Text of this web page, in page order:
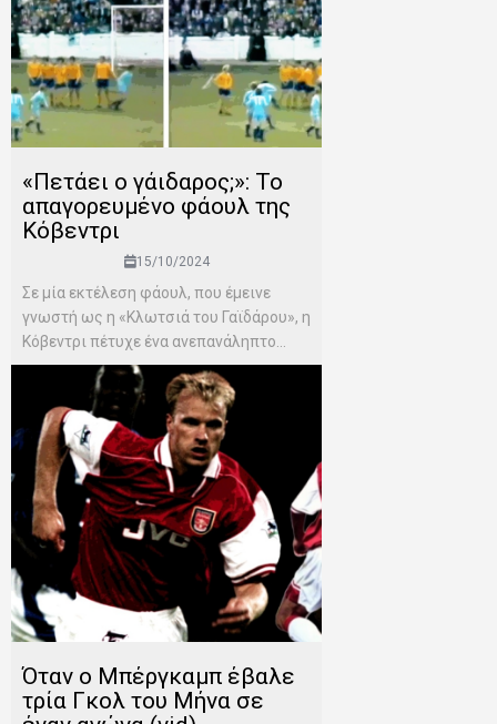
«Πετάει ο γάιδαρος;»: Το
απαγορευμένο φάουλ της
Κόβεντρι
15/10/2024
Σε μία εκτέλεση φάουλ, που έμεινε
γνωστή ως η «Κλωτσιά του Γαϊδάρου», η
Κόβεντρι πέτυχε ένα ανεπανάληπτο...
Όταν ο Μπέργκαμπ έβαλε
τρία Γκολ του Μήνα σε